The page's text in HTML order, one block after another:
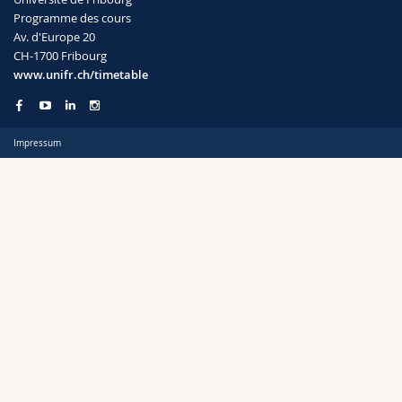
Sciences et médecine
Interfacultaire
Collaborateurs
Doctorants
Webmail
Programme des cours
MyUnifr
Semestre
Programme des cours
Av. d'Europe 20
CH-1700 Fribourg
www.unifr.ch/timetable
Impressum